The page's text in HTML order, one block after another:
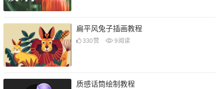
扁平风兔子插画教程
330 赞 9 阅读
质感话筒绘制教程